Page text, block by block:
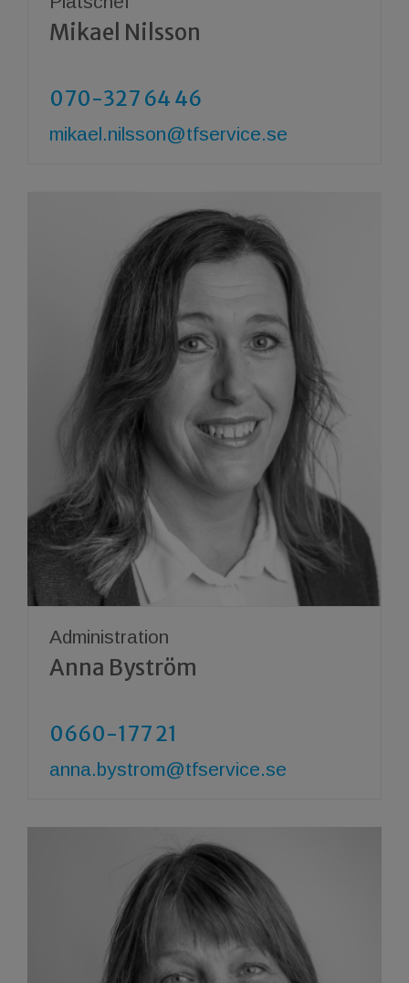
Mikael Nilsson
070-327 64 46
mikael.nilsson@tfservice.se
Administration
Anna Byström
0660-177 21
anna.bystrom@tfservice.se